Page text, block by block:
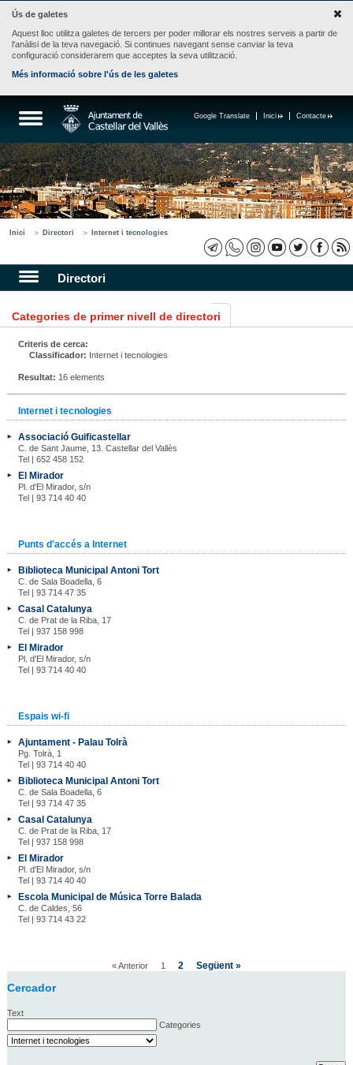
Ús de galetes
Aquest lloc utilitza galetes de tercers per poder millorar els nostres serveis a partir de
l'anàlisi de la teva navegació. Si continues navegant sense canviar la teva
configuració considerarem que acceptes la seva utilització.
Més informació sobre l'ús de les galetes
Contacte
Inici
Google Translate
Inici Directori Internet i tecnologies
Directori
Categories de primer nivell de directori
Criteris de cerca:
Classificador: Internet i tecnologies
Resultat: 16 elements
Internet i tecnologies
Associació Guificastellar
C. de Sant Jaume, 13. Castellar del Vallès
Tel | 652 458 152
El Mirador
Pl. d'El Mirador, s/n
Tel | 93 714 40 40
Punts d'accés a Internet
Biblioteca Municipal Antoni Tort
C. de Sala Boadella, 6
Tel | 93 714 47 35
Casal Catalunya
C. de Prat de la Riba, 17
Tel | 937 158 998
El Mirador
Pl. d'El Mirador, s/n
Tel | 93 714 40 40
Espais wi-fi
Ajuntament - Palau Tolrà
Pg. Tolrà, 1
Tel | 93 714 40 40
Biblioteca Municipal Antoni Tort
C. de Sala Boadella, 6
Tel | 93 714 47 35
Casal Catalunya
C. de Prat de la Riba, 17
Tel | 937 158 998
El Mirador
Pl. d'El Mirador, s/n
Tel | 93 714 40 40
Escola Municipal de Música Torre Balada
C. de Caldes, 56
Tel | 93 714 43 22
« Anterior 1 2 Següent »
Cercador
Text
Categories